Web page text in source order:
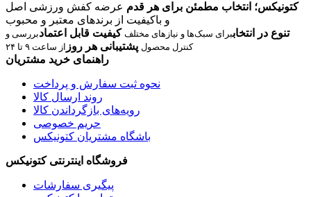
کتونیکس؛ انتخاب مطمئن برای هر قدم عرضه کفش ورزشی اصل
و باکیفیت از برندهای معتبر و محبوب
تنوع در انتخاببرای سبک‌ها و نیازهای مختلف کیفیت قابل اعتمادبررسی و
کنترل محصول پشتیبانی هر روز از ساعت ۹ تا ۲۴
راهنمای خرید مشتریان
نحوه ثبت سفارش و پرداخت
روند ارسال کالا
رویه‌های بازگرداندن کالا
حریم خصوصی
باشگاه مشتریان کتونیکس
فروشگاه اینترنتی کتونیکس
پیگیری سفارشات